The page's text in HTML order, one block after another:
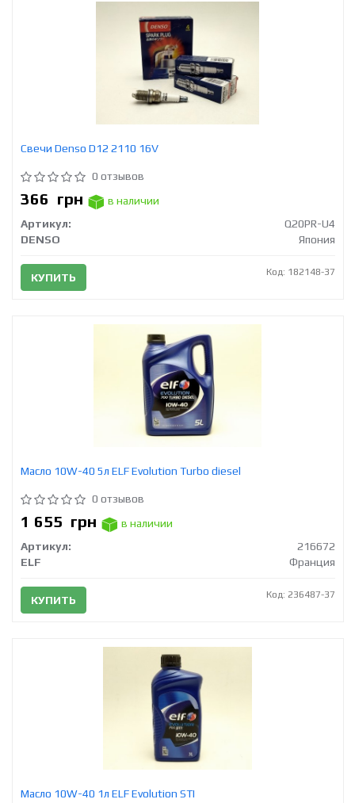
Свечи Denso D12 2110 16V
0 отзывов
366 грн
в наличии
Артикул:
Q20PR-U4
DENSO
Япония
КУПИТЬ Код: 182148-37
Масло 10W-40 5л ELF Evolution Turbo diesel
0 отзывов
1 655 грн
в наличии
Артикул:
216672
ELF
Франция
КУПИТЬ Код: 236487-37
Масло 10W-40 1л ELF Evolution STI